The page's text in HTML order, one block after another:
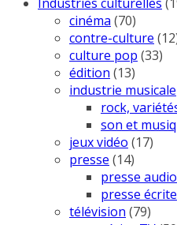
cinéma (70)
contre-culture
culture pop (33)
édition (13)
industrie musicale
rock,
son et
jeux vidéo (17)
presse (14)
presse
presse écrite
télévision (79)